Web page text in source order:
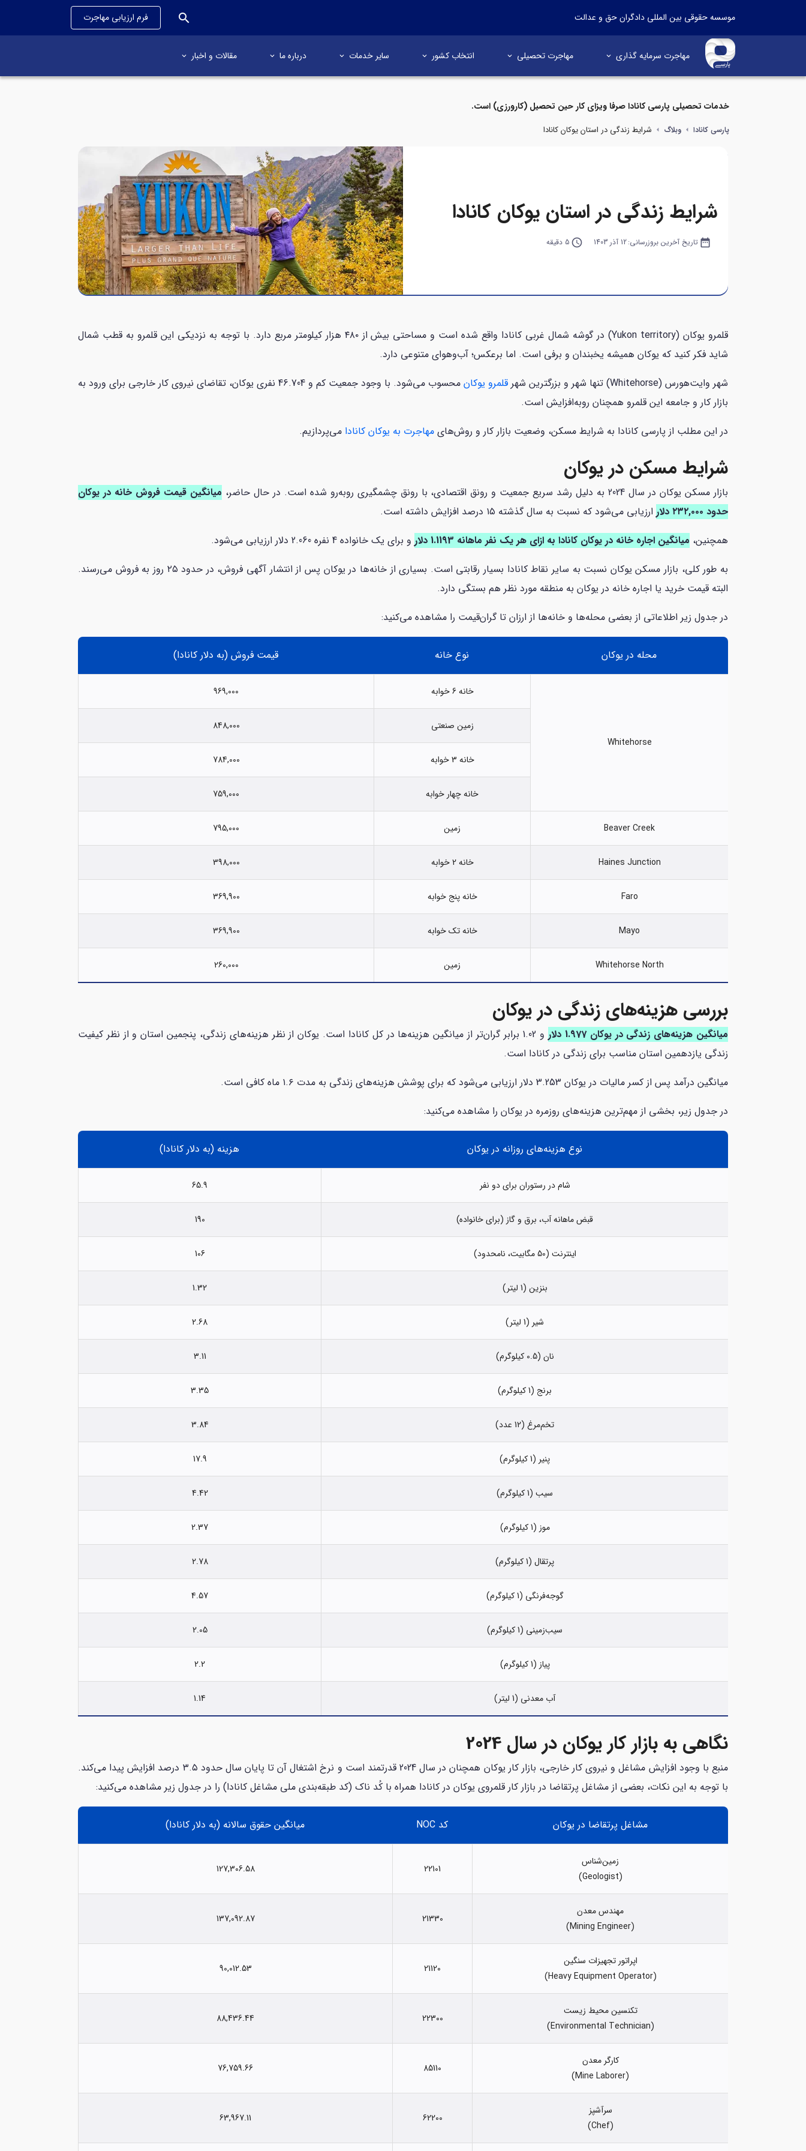
موسسه حقوقی بین المللی دادگران حق و عدالت فرم ارزیابی مهاجرت search
مهاجرت سرمایه گذاری مهاجرت تحصیلی انتخاب کشور سایر خدمات درباره ما مقالات و اخبار
خدمات تحصیلی پارسی کانادا صرفا ویزای کار حین تحصیل (کارورزی) است.
پارسی کانادا وبلاگ شرایط زندگی در استان یوکان کانادا
شرایط زندگی در استان یوکان کانادا
date_range تاریخ آخرین بروزرسانی:12 آذر 1403 query_builder 5 دقیقه
قلمرو یوکان (Yukon territory) در گوشه شمال غربی کانادا واقع شده است و مساحتی بیش از ۴۸۰ هزار کیلومتر مربع دارد. با توجه به نزدیکی این قلمرو به قطب شمال
شاید فکر کنید که یوکان همیشه یخبندان و برفی است. اما برعکس؛ آب‌وهوای متنوعی دارد.
شهر وایت‌هورس (Whitehorse) تنها شهر و بزرگترین شهر
قلمرو یوکان
محسوب می‌شود. با وجود جمعیت کم و 46.704 نفری یوکان، تقاضای نیروی کار خارجی برای ورود به
بازار کار و جامعه این قلمرو همچنان روبه‌افزایش است.
در این مطلب از پارسی کانادا به شرایط مسکن، وضعیت بازار کار و روش‌های مهاجرت به یوکان کانادا می‌پردازیم.
شرایط مسکن در یوکان
بازار مسکن یوکان در سال 2024 به دلیل رشد سریع جمعیت و رونق اقتصادی، با رونق چشمگیری روبه‌رو شده است. در حال حاضر،
میانگین قیمت فروش خانه در یوکان
حدود ۲۳۲,۰۰۰ دلار
ارزیابی می‌شود که نسبت به سال گذشته ۱۵ درصد افزایش داشته است.
همچنین، میانگین اجاره خانه در یوکان کانادا به ازای هر یک نفر ماهانه 1.1193 دلار
و برای یک خانواده 4 نفره 2.060 دلار ارزیابی می‌شود.
به طور کلی، بازار مسکن یوکان نسبت به سایر نقاط کانادا بسیار رقابتی است. بسیاری از خانه‌ها در یوکان پس از انتشار آگهی فروش، در حدود ۲۵ روز به فروش می‌رسند.
البته قیمت خرید یا اجاره خانه در یوکان به منطقه مورد نظر هم بستگی دارد.
در جدول زیر اطلاعاتی از بعضی محله‌ها و خانه‌ها از ارزان تا گران‌قیمت را مشاهده می‌کنید:
محله در یوکان نوع خانه قیمت فروش (به دلار کانادا)
Whitehorse
خانه 6 خوابه 969,000
زمین صنعتی 848,000
خانه 3 خوابه 784,000
خانه چهار خوابه 759,000
Beaver Creek زمین 795,000
Haines Junction خانه 2 خوابه 398,000
Faro خانه پنج خوابه 369,900
Mayo خانه تک خوابه 369,900
Whitehorse North زمین 260,000
بررسی هزینه‌های زندگی در یوکان
میانگین هزینه‌های زندگی در یوکان 1.977 دلار
و 1.02 برابر گران‌تر از میانگین هزینه‌ها در کل کانادا است. یوکان از نظر هزینه‌های زندگی، پنجمین استان و از نظر کیفیت
زندگی یازدهمین استان مناسب برای زندگی در کانادا است.
میانگین درآمد پس از کسر مالیات در یوکان 3.253 دلار ارزیابی می‌شود که برای پوشش هزینه‌های زندگی به مدت ۱.۶ ماه کافی است.
در جدول زیر، بخشی از مهم‌ترین هزینه‌های روزمره در یوکان را مشاهده می‌کنید:
نوع هزینه‌های روزانه در یوکان هزینه (به دلار کانادا)
شام در رستوران برای دو نفر 65.9
قبض ماهانه آب، برق و گاز (برای خانواده) 190
اینترنت (50 مگابیت، نامحدود) 106
بنزین (1 لیتر) 1.32
شیر (1 لیتر) 2.68
نان (0.5 کیلوگرم) 3.11
برنج (1 کیلوگرم) 3.35
تخم‌مرغ (12 عدد) 3.84
پنیر (1 کیلوگرم) 17.9
سیب (1 کیلوگرم) 4.42
موز (1 کیلوگرم) 2.37
پرتقال (1 کیلوگرم) 2.78
گوجه‌فرنگی (1 کیلوگرم) 4.57
سیب‌زمینی (1 کیلوگرم) 2.05
پیاز (1 کیلوگرم) 2.2
آب معدنی (1 لیتر) 1.14
نگاهی به بازار کار یوکان در سال 2024
منبع با وجود افزایش مشاغل و نیروی کار خارجی، بازار کار یوکان همچنان در سال 2024 قدرتمند است و نرخ اشتغال آن تا پایان سال حدود ۳.۵ درصد افزایش پیدا می‌کند.
با توجه به این نکات، بعضی از مشاغل پرتقاضا در بازار کار قلمروی یوکان در کانادا همراه با کُد ناک (کد طبقه‌بندی ملی مشاغل کانادا) را در جدول زیر مشاهده می‌کنید:
مشاغل پرتقاضا در یوکان کد NOC میانگین حقوق سالانه (به دلار کانادا)
زمین‌شناس
(Geologist)
22101
127,306.58
مهندس معدن
(Mining Engineer)
21330
137,092.87
اپراتور تجهیزات سنگین
(Heavy Equipment Operator)
21120
90,012.53
تکنسین محیط زیست
(Environmental Technician)
22300
88,436.44
کارگر معدن
(Mine Laborer)
85110
76,759.66
سرآشپز
(Chef)
62200
63,967.11